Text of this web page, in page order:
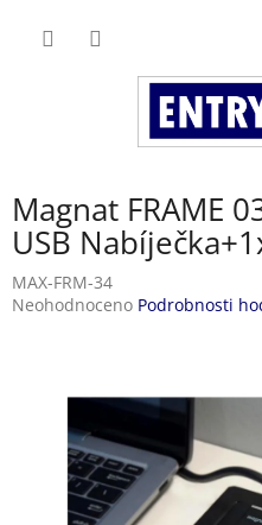
Magnat FRAME
USB
MAX-FRM-34
Průměrné
hvězdiček.
Neohodnoceno Podrobnosti